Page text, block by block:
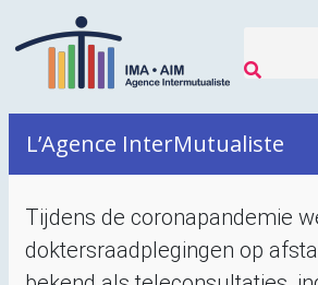
L’Agence InterMutualiste
Tijdens de coronapandemie
doktersraadplegingen op